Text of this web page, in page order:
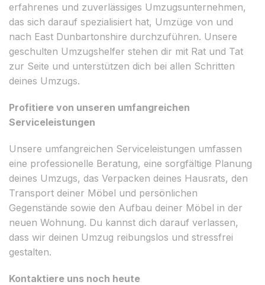
erfahrenes und zuverlässiges Umzugsunternehmen,
das sich darauf spezialisiert hat, Umzüge von und
nach East Dunbartonshire durchzuführen. Unsere
geschulten Umzugshelfer stehen dir mit Rat und Tat
zur Seite und unterstützen dich bei allen Schritten
deines Umzugs.
Profitiere von unseren umfangreichen
Serviceleistungen
Unsere umfangreichen Serviceleistungen umfassen
eine professionelle Beratung, eine sorgfältige Planung
deines Umzugs, das Verpacken deines Hausrats, den
Transport deiner Möbel und persönlichen
Gegenstände sowie den Aufbau deiner Möbel in der
neuen Wohnung. Du kannst dich darauf verlassen,
dass wir deinen Umzug reibungslos und stressfrei
gestalten.
Kontaktiere uns noch heute